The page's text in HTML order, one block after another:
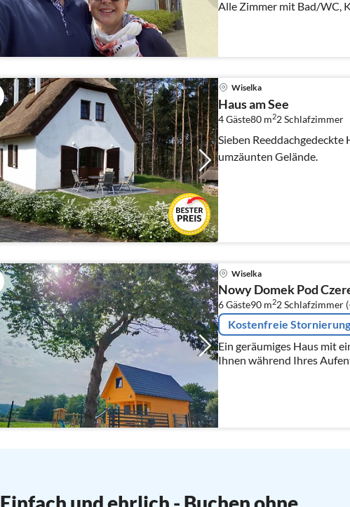
Alle Zimmer mit Bad/WC,
Wiselka
Haus am See
4 Gäste80 m22Schlafzimmer
Sieben Reeddachgedeckte Häuser am See auf einem
umzäunten Gelände.
Wiselka
Nowy Domek Pod
6 Gäste90 m22Schlafzimmer
Kostenfreie Stornierung
Ein geräumiges Haus mit
Ihnen während Ihres